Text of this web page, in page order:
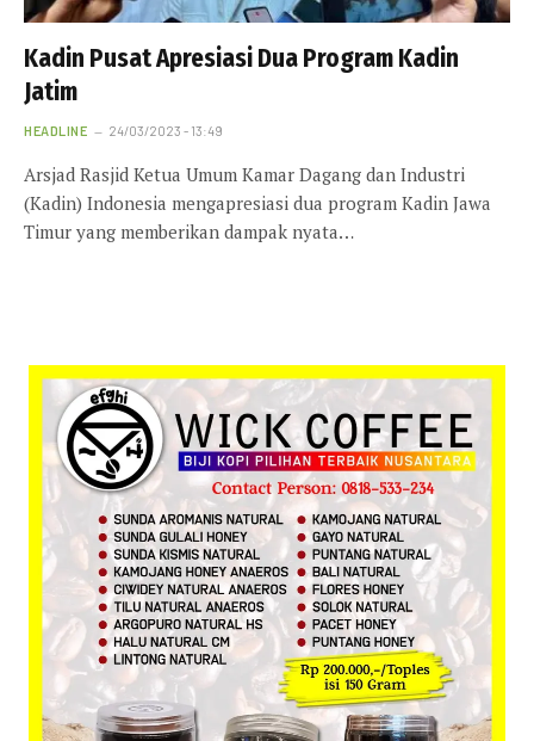
Kadin Pusat Apresiasi Dua Program Kadin
Jatim
HEADLINE 24/03/2023 - 13:49
Arsjad Rasjid Ketua Umum Kamar Dagang dan Industri
(Kadin) Indonesia mengapresiasi dua program Kadin Jawa
Timur yang memberikan dampak nyata…